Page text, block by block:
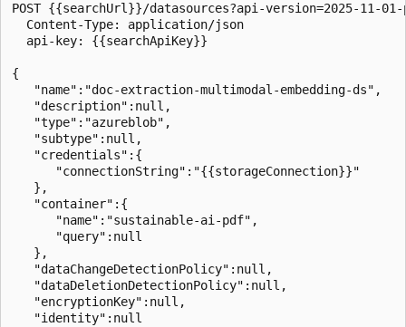
POST {{searchUrl}}/datasources?api-version=2025-11-
  Content-Type: application/json
  api-key: {{searchApiKey}}
{
   "name":"doc-extraction-multimodal-embedding-ds",
   "description":null,
   "type":"azureblob",
   "subtype":null,
   "credentials":{
      "connectionString":"{{storageConnection}}"
   },
   "container":{
      "name":"sustainable-ai-pdf",
      "query":null
   },
   "dataChangeDetectionPolicy":null,
   "dataDeletionDetectionPolicy":null,
   "encryptionKey":null,
   "identity":null